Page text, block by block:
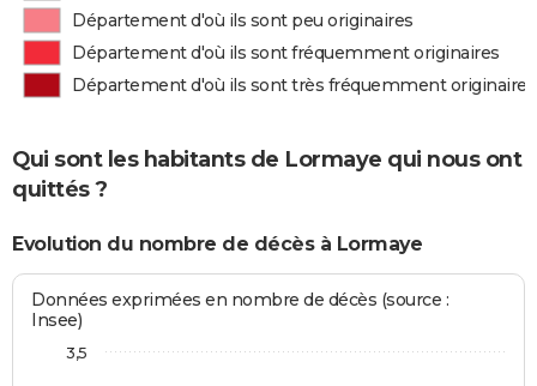
Département d'où ils sont peu originaires
Département d'où ils sont fréquemment originaires
Département d'où ils sont très fréquemment originaires
Qui sont les habitants de Lormaye qui nous ont
quittés ?
Evolution du nombre de décès à Lormaye
Données exprimées en nombre de décès (source :
Insee)
3,5